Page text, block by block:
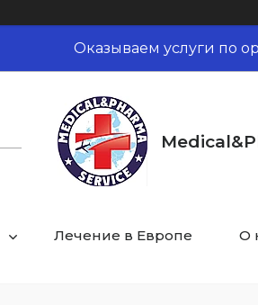
Оказываем услуги по
Лечение в Европе О